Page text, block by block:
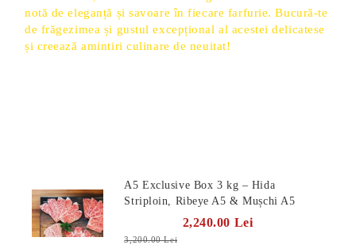
notă de eleganță și savoare în fiecare farfurie. Bucură-te
de frăgezimea și gustul excepțional al acestei delicatese
și creează amintiri culinare de neuitat!
A5 Exclusive Box 3 kg – Hida
Striploin, Ribeye A5 & Mușchi A5
2,240.00 Lei
3,200.00 Lei